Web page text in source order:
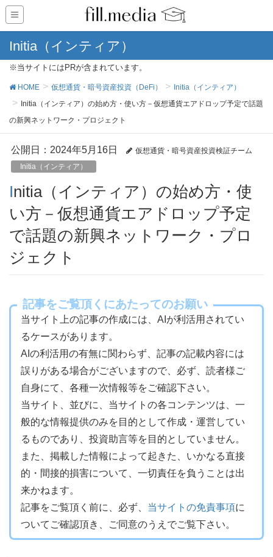
Initia（インティア）
※当サイトにはPRが含まれています。
HOME 仮想通貨・暗号資産投資（DeFi）
Initia（インティア）
Initia（インティア）の始め方・使い方－仮想通貨エアドロップ予定で話題
の新興ネットワーク・プロジェクト
公開日： 2024年5月16日
仮想通貨・暗号資産投資検証チーム
Initia（インティア）
Initia（インティア）の始め方・使
い方－仮想通貨エアドロップ予定
で話題の新興ネットワーク・プロ
ジェクト
記事をご覧頂くにあたってのお願い
当サイト上の記事の作成には、AIが利活用されてい
るケースがあります。
AIの利活用の有無に関わらず、記事の記載内容には
誤りがある場合がございますので、必ず、読者様ご
自身にて、各種一次情報等をご確認下さい。
当サイト、並びに、当サイトの各コンテンツは、一
般的な情報提供のみを目的として作成・運営してい
るものであり、投資助言等を目的としていません。
また、掲載した情報によって起きた、いかなる直接
的・間接的損害について、一切責任を負うことは出
来かねます。
記事をご覧頂く前に、必ず、 当サイトの免責事項に
ついてご確認頂き、ご同意のうえでご覧下さい。